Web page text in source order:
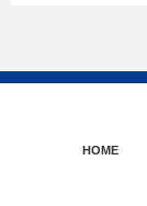
HOME